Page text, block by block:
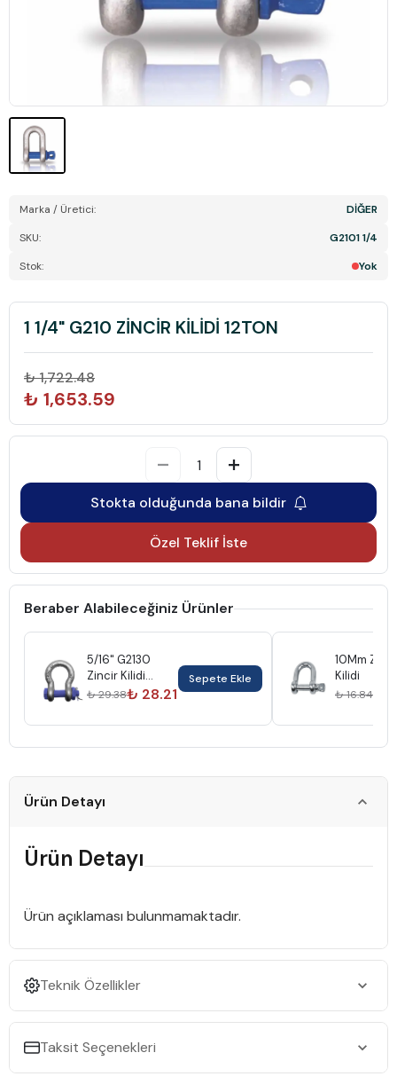
Marka / Üretici:
DİĞER
SKU:
G2101 1/4
Stok:
Yok
1 1/4" G210 ZİNCİR KİLİDİ 12TON
₺ 1,722.48
₺ 1,653.59
Stokta olduğunda bana bildir
Özel Teklif İste
Beraber Alabileceğiniz Ürünler
5/16" G2130
Zincir Kilidi
Omega 0.75Ton
₺ 29.38₺ 28.21
Sepete Ekle
10Mm
Kilidi
₺ 16.84
Ürün Detayı
Ürün Detayı
Ürün açıklaması bulunmamaktadır.
Teknik Özellikler
Taksit Seçenekleri